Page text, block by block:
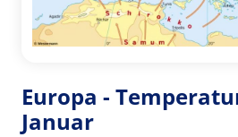
Europa -
Januar